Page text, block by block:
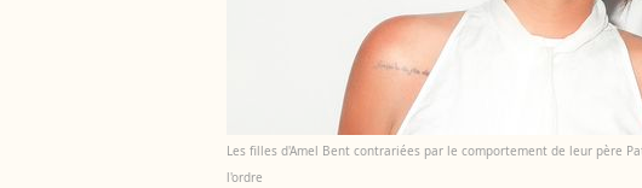
Les filles d'Amel Bent contrariées par le comportement de leur père
l'ordre